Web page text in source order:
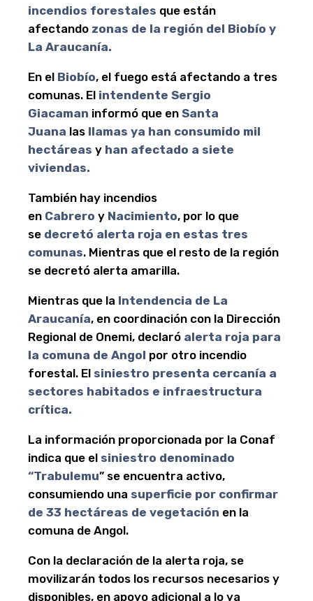
incendios forestales que están
afectando zonas de la región del Biobío y
La Araucanía.
En el Biobío, el fuego está afectando a tres
comunas. El intendente Sergio
Giacaman informó que en Santa
Juana las llamas ya han consumido mil
hectáreas y han afectado a siete
viviendas.
También hay incendios
en Cabrero y Nacimiento, por lo que
se decretó alerta roja en estas tres
comunas. Mientras que el resto de la región
se decretó alerta amarilla.
Mientras que la Intendencia de La
Araucanía, en coordinación con la Dirección
Regional de Onemi, declaró alerta roja para
la comuna de Angol por otro incendio
forestal. El siniestro presenta cercanía a
sectores habitados e infraestructura
crítica.
La información proporcionada por la Conaf
indica que el siniestro denominado
“Trabulemu” se encuentra activo,
consumiendo una superficie por confirmar
de 33 hectáreas de vegetación en la
comuna de Angol.
Con la declaración de la alerta roja, se
movilizarán todos los recursos necesarios y
disponibles, en apoyo adicional a lo ya